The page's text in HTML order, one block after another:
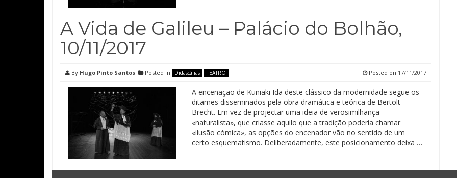
A Vida de Galileu – Palácio do Bolhão,
10/11/2017
By Hugo Pinto Santos Posted in Didascálias TEATRO Posted on 17/11/2017
A encenação de Kuniaki Ida deste clássico da modernidade segue os
ditames disseminados pela obra dramática e teórica de Bertolt
Brecht. Em vez de projectar uma ideia de verosimilhança
«naturalista», que criasse aquilo que a tradição poderia chamar
«ilusão cómica», as opções do encenador vão no sentido de um
certo esquematismo. Deliberadamente, este posicionamento deixa …